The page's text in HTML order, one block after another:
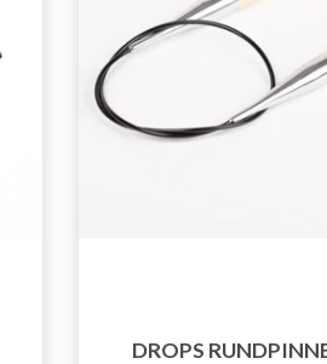
DROPS